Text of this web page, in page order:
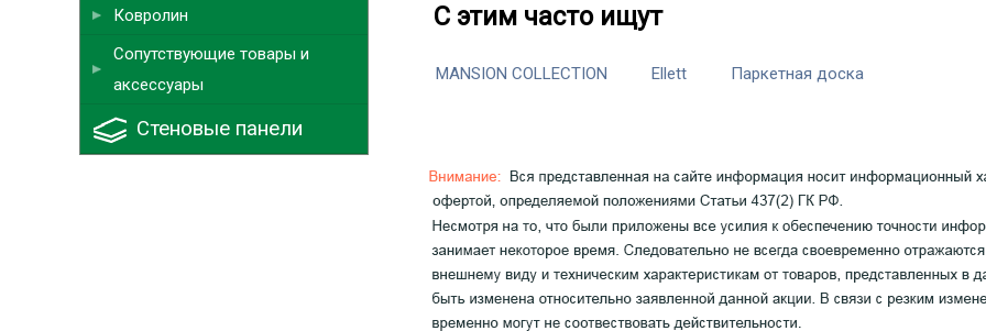
С этим часто ищут
MANSION COLLECTION Ellett Паркетная доска
Ковролин
Сопутствующие товары и
аксессуары
Стеновые панели